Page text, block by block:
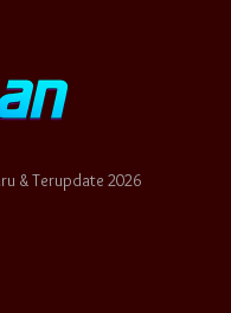
& Terupdate 2026